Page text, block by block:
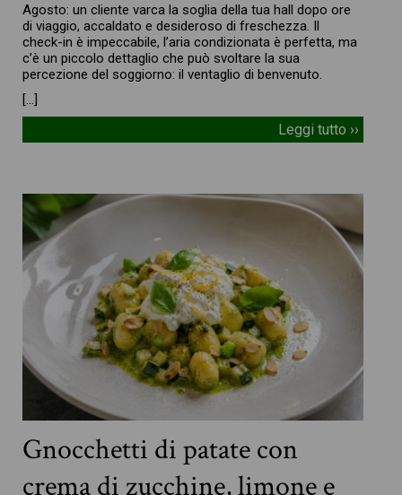
Agosto: un cliente varca la soglia della tua hall dopo ore
di viaggio, accaldato e desideroso di freschezza. Il
check-in è impeccabile, l’aria condizionata è perfetta, ma
c’è un piccolo dettaglio che può svoltare la sua
percezione del soggiorno: il ventaglio di benvenuto.
[…]
Leggi tutto ››
Gnocchetti di patate con
crema di zucchine, limone e